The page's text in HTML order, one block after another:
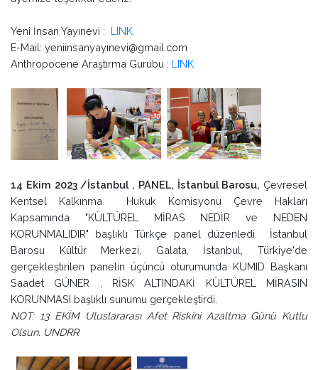
Yeni İnsan Yayınevi : LINK.
E-Mail: yeniinsanyayınevi@gmail.com
Anthropocene Araştırma Gurubu : LINK:
14 Ekim 2023 /İstanbul , PANEL, İstanbul Barosu, Çevresel
Kentsel Kalkınma Hukuk Komisyonu Çevre Hakları
Kapsamında "KÜLTÜREL MİRAS NEDİR ve NEDEN
KORUNMALIDIR" başlıklı Türkçe panel düzenledi. İstanbul
Barosu Kültür Merkezi, Galata, İstanbul, Türkiye'de
gerçekleştirilen panelin üçüncü oturumunda KUMID Başkanı
Saadet GÜNER , RİSK ALTINDAKİ KÜLTÜREL MİRASIN
KORUNMASI başlıklı sunumu gerçekleştirdi.
NOT: 13 EKİM Uluslararası Afet Riskini Azaltma Günü Kutlu
Olsun. UNDRR